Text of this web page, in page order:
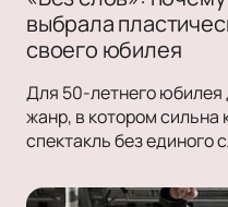
выбрала
своего юбилея
Для 50-летнего
жанр, в котором сильна
спектакль без единого